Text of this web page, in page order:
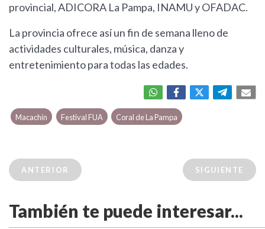
provincial, ADICORA La Pampa, INAMU y OFADAC.
La provincia ofrece así un fin de semana lleno de
actividades culturales, música, danza y
entretenimiento para todas las edades.
Macachín Festival FUA Coral de La Pampa
ANTERIOR SIGUIENTE
También te puede interesar...